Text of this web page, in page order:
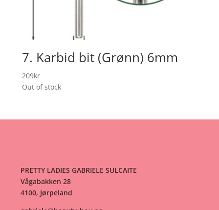
7. Karbid bit (Grønn) 6mm
209kr
Out of stock
PRETTY LADIES GABRIELE SULCAITE
Vågabakken 28
4100, Jørpeland